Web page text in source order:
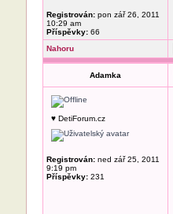
Registrován:pon zář 26, 2011
10:29 am
Příspěvky:66
Nahoru
Adamka
♥ DetiForum.cz
Registrován:ned zář 25, 2011
9:19 pm
Příspěvky:231